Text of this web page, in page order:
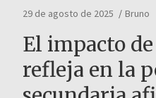
29 de agosto de 2025 Bruno
El impacto
refleja en la